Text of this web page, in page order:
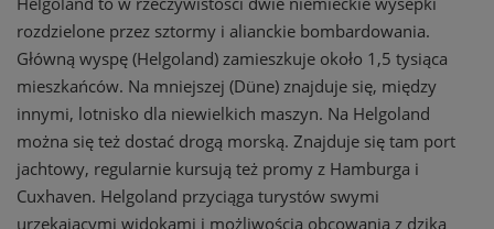
rozdzielone przez sztormy i alianckie bombardowania.
Główną wyspę (Helgoland) zamieszkuje około 1,5 tysiąca
mieszkańców. Na mniejszej (Düne) znajduje się, między
innymi, lotnisko dla niewielkich maszyn. Na Helgoland
można się też dostać drogą morską. Znajduje się tam port
jachtowy, regularnie kursują też promy z Hamburga i
Cuxhaven. Helgoland przyciąga turystów swymi
urzekającymi widokami i możliwością obcowania z dziką